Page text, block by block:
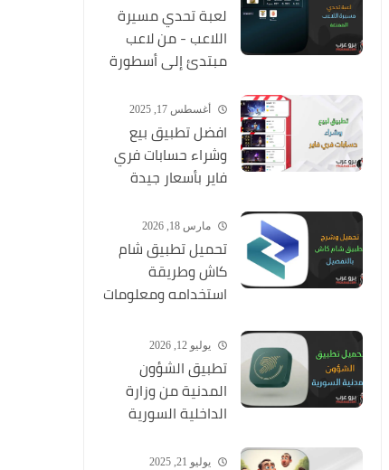
لعبة تحدي مسيرة
اللاعب - من لاعب
مبتدئ إلى أسطورة
أغسطس 17, 2025
افضل تطبيق بيع
وشراء حسابات فري
فاير بأسعار جيدة
مارس 18, 2026
تحميل تطبيق شام
كاش وطريقة
استخدامه ومعلومات
يوليو 12, 2026
تطبيق الشؤون
المدنية من وزارة
الداخلية السورية
يوليو 21, 2025